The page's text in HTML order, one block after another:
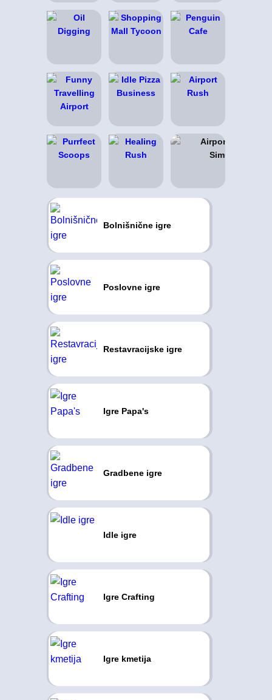
Bolnišnične igre
Poslovne igre
Restavracijske igre
Igre Papa's
Gradbene igre
Idle igre
Igre Crafting
Igre kmetija